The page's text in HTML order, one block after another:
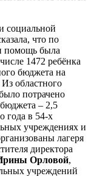
социальной
что по
помощь была
1472 ребёнка
бюджета на
областного
потрачено
– 2,5
года в 54-х
учреждениях и
лагеря
директора
Орловой,
учреждений